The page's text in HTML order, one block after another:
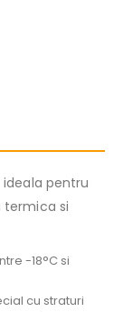
ideala pentru
termica si
-18°C si
cu straturi